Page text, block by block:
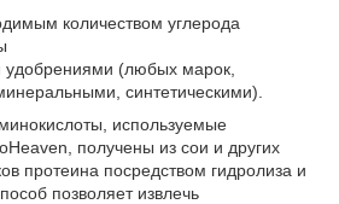
количеством углерода
(любых марок,
синтетическими).
используемые
получены из сои и других
протеина посредством гидролиза и
позволяет извлечь